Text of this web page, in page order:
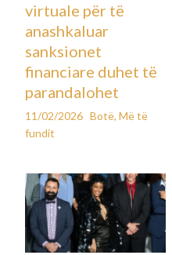
virtuale për të
anashkaluar
sanksionet
financiare duhet të
parandalohet
11/02/2026 Botë,Më të
fundit